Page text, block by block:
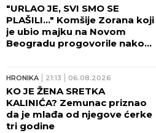
"URLAO JE, SVI SMO SE
PLAŠILI..." Komšije Zorana koji
je ubio majku na Novom
Beogradu progovorile nakon
HRONIKA 21:13 06.08.2026
KO JE ŽENA SRETKA
KALINIĆA? Zemunac priznao
da je mlađa od njegove ćerke
tri godine